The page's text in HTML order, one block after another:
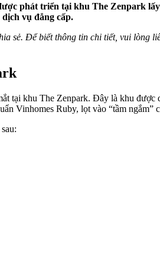
phát triển tại khu The Zenpark
vụ đẳng cấp.
sẻ. Để biết thông tin chi tiết, vui lòng
tại khu The Zenpark. Đây là khu
Vinhomes Ruby, lọt vào “tầm ngắm”